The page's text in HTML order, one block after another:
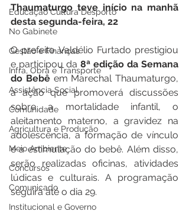
Educação Cultura Desporto
No Gabinete
Gestão e Finanças
Infra, Obra e Transporte
Assistência Social
Comunidade
Agricultura e Produção
Meio Ambiente
Concursos
Comunicado
Institucional e Governo
Thaumaturgo teve início na manhã
desta segunda-feira, 22
O prefeito Valdélio Furtado prestigiou
e participou da 8ª edição da Semana
do Bebê em Marechal Thaumaturgo,
a ação que promoverá discussões
sobre a mortalidade infantil, o
aleitamento materno, a gravidez na
adolescência, a formação de vínculo
e a estimulação do bebê. Além disso,
serão realizadas oficinas, atividades
lúdicas e culturais. A programação
seguirá até o dia 29.